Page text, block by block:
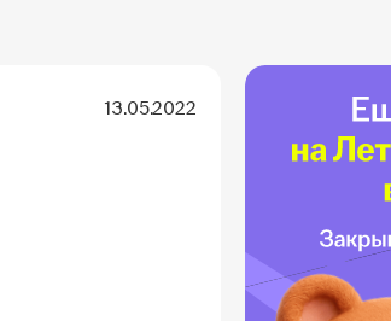
13.05.2022